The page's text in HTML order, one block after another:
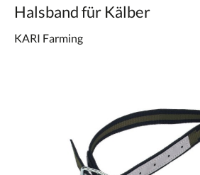
Halsband für Kälber
KARI Farming